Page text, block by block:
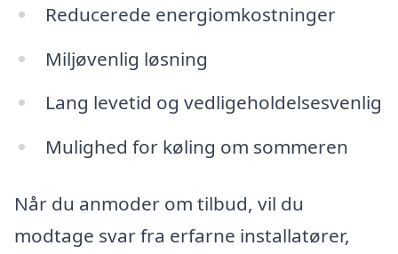
Reducerede energiomkostninger
Miljøvenlig løsning
Lang levetid og vedligeholdelsesvenlig
Mulighed for køling om sommeren
Når du anmoder om tilbud, vil du
modtage svar fra erfarne installatører,